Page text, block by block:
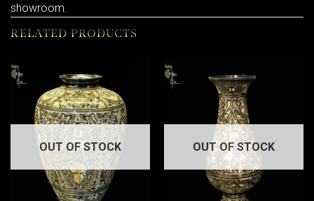
showroom.
RELATED PRODUCTS
OUT OF STOCK OUT OF STOCK